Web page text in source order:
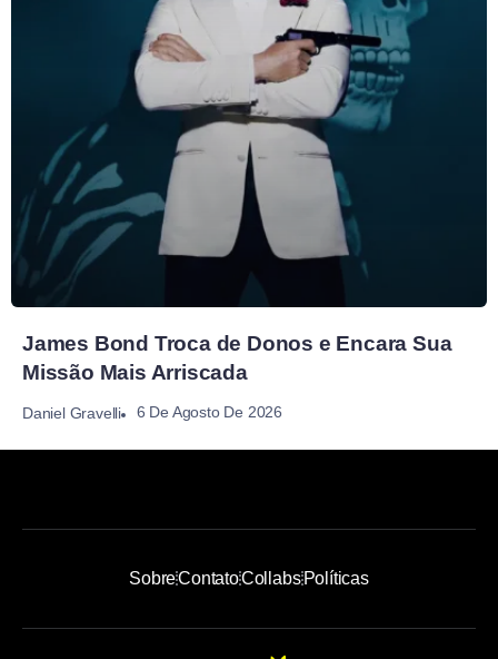
James Bond Troca de Donos e Encara Sua
Missão Mais Arriscada
Daniel Gravelli 6 De Agosto De 2026
SobreContatoCollabsPolíticas